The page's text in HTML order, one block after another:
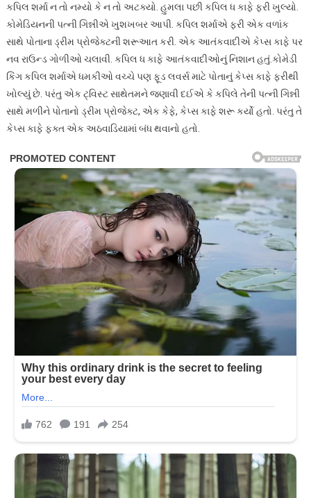
કપિલ શર્મા ન તો નમ્યો કે ન તો અટક્યો. હુમલા પછી કપિલ ધ કાફે ફરી ખુલ્યો.
કોમેડિયનની પત્ની ગિન્નીએ ખુશખબર આપી. કપિલ શર્માએ ફરી એક વળાંક
સાથે પોતાના ડ્રીમ પ્રોજેક્ટની શરૂઆત કરી. એક આતંકવાદીએ કેપ્સ કાફે પર
નવ રાઉન્ડ ગોળીઓ ચલાવી. કપિલ ધ કાફે આતંકવાદીઓનું નિશાન હતું.કોમેડી
કિંગ કપિલ શર્માએ ધમકીઓ વચ્ચે પણ ફૂડ લવર્સ માટે પોતાનું કેપ્સ કાફે ફરીથી
ખોલ્યું છે. પરંતુ એક ટ્વિસ્ટ સાથેતમને જણાવી દઈએ કે કપિલે તેની પત્ની ગિન્ની
સાથે મળીને પોતાનો ડ્રીમ પ્રોજેક્ટ, એક કેફે, કેપ્સ કાફે શરૂ કર્યો હતો. પરંતુ તે
કેપ્સ કાફે ફક્ત એક અઠવાડિયામાં બંધ થવાનો હતો.